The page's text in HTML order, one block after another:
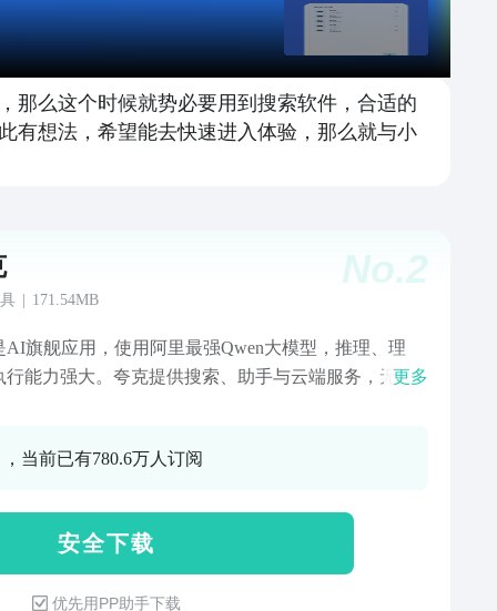
那么这个时候就势必要用到搜索软件，合适的
有想法，希望能去快速进入体验，那么就与小
No.2
171.54MB
AI旗舰应用，使用阿里最强Qwen大模型，推理、理
行能力强大。夸克提供搜索、助手与云端服务，无论
、全面、可信赖的 AI 体验。【千问助手】最佳助手，
优质知识源与强大的推理能力，在复杂场景下也能输
、准确的答案。先进模型：多模型可选，既适合日常
作，也适合科研级推理、公式计算等复杂的多步骤决
。深度搜索：具备强大的推理与执行能力，擅长处理
更多
当前已有780.6万人订阅
安 全 下 载
优先用PP助手下载